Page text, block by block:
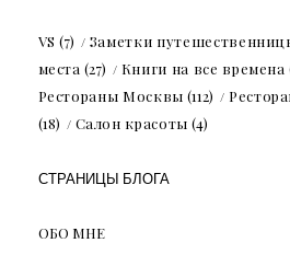
VS (7) Заметки
места (27) Книги на все времена
Рестораны Москвы (112)
(18)
Салон красоты (4)
СТРАНИЦЫ БЛОГА
ОБО МНЕ